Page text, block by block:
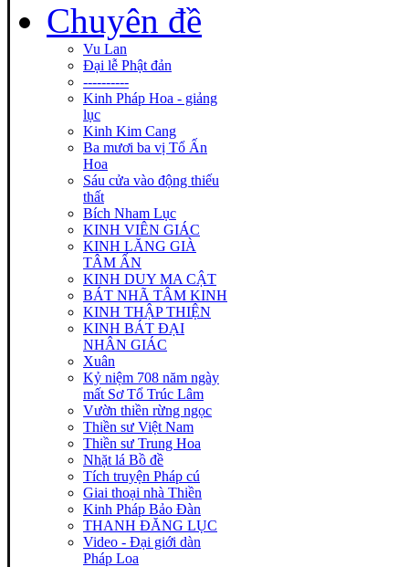
Chuyên đề
Vu Lan
Đại lễ Phật đản
----------
Kinh Pháp Hoa - giảng
lục
Kinh Kim Cang
Ba mươi ba vị Tổ Ấn
Hoa
Sáu cửa vào động thiếu
thất
Bích Nham Lục
KINH VIÊN GIÁC
KINH LĂNG GIÀ
TÂM ẤN
KINH DUY MA CẬT
BÁT NHÃ TÂM KINH
KINH THẬP THIỆN
KINH BÁT ĐẠI
NHÂN GIÁC
Xuân
Kỷ niệm 708 năm ngày
mất Sơ Tổ Trúc Lâm
Vườn thiền rừng ngọc
Thiền sư Việt Nam
Thiền sư Trung Hoa
Nhặt lá Bồ đề
Tích truyện Pháp cú
Giai thoại nhà Thiền
Kinh Pháp Bảo Đàn
THANH ĐĂNG LỤC
Video - Đại giới dàn
Pháp Loa